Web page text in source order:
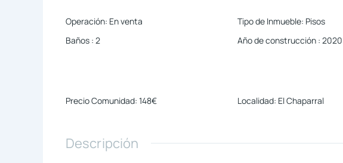
Operación: En venta Tipo de Inmueble: Pisos
Baños : 2 Año de construcción : 2020
Precio Comunidad: 148€ Localidad: El Chaparral
Descripción